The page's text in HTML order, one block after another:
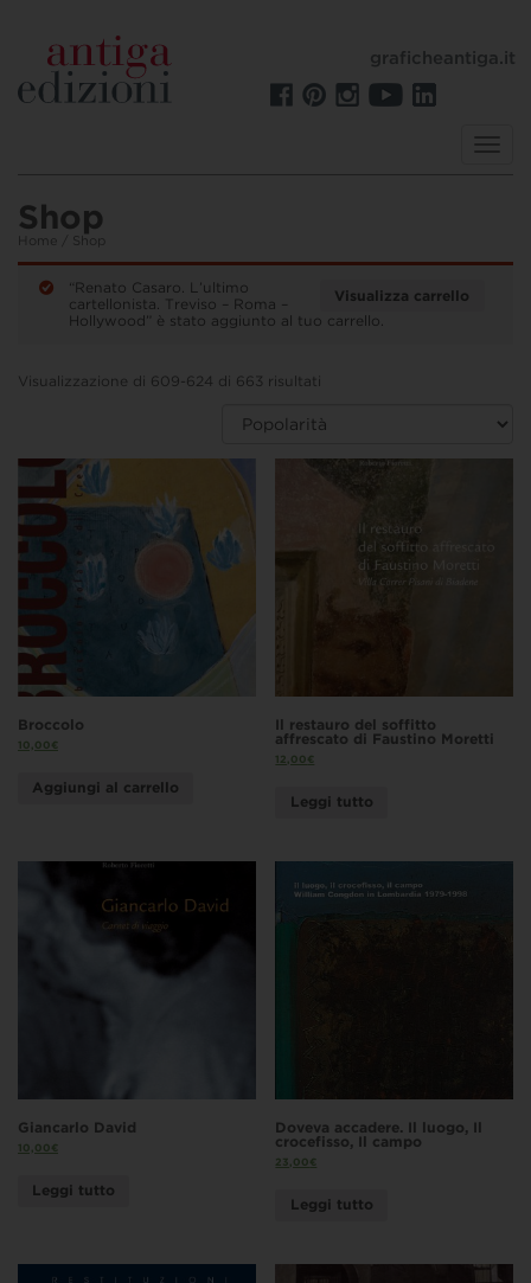
graficheantiga.it
Shop
Home / Shop
Visualizza carrello
“Renato Casaro. L’ultimo
cartellonista. Treviso – Roma –
Hollywood” è stato aggiunto al tuo carrello.
Visualizzazione di 609-624 di 663 risultati
Broccolo
10,00€
Aggiungi al carrello
Il restauro del soffitto
affrescato di Faustino Moretti
12,00€
Leggi tutto
Giancarlo David
10,00€
Leggi tutto
Doveva accadere. Il luogo, Il
crocefisso, Il campo
23,00€
Leggi tutto